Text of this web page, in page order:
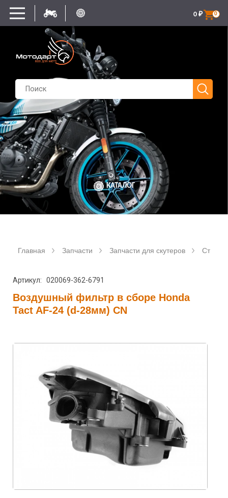
0
0 ₽
КАТАЛОГ
Главная Запчасти Запчасти для скутеров
Артикул: 020069-362-6791
Воздушный фильтр в сборе Honda
Tact AF-24 (d-28мм) CN